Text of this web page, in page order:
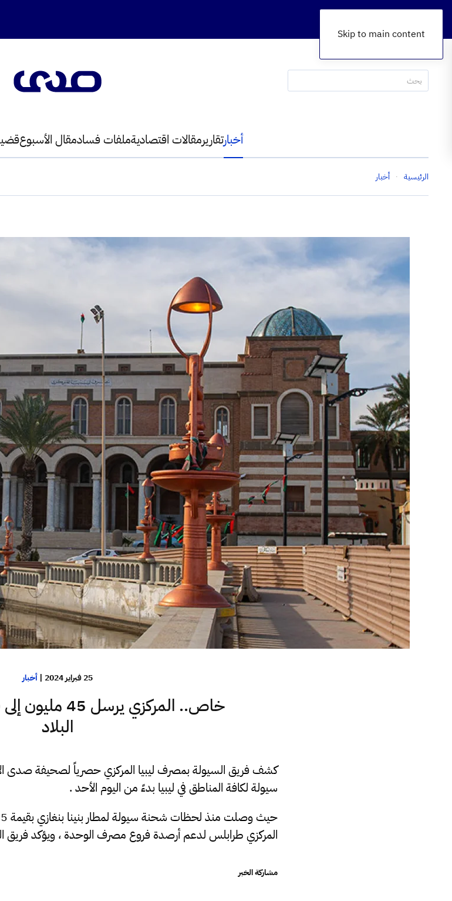
Skip to main content
أخبارتقاريرمقالات اقتصاديةملفات فسادمقال الأسبوع
الرئيسية أخبار
25 فبراير 2024 | أخبار
خاص.. المركزي
البلاد
كشف فريق السيولة بمصرف ليبيا المركزي حصرياً لصحيفة صدى
سيولة لكافة المناطق في ليبيا بدءً من اليوم الأحد .
المركزي طرابلس لدعم أرصدة فروع مصرف الوحدة ، ويؤكد فريق
مشاركة الخبر